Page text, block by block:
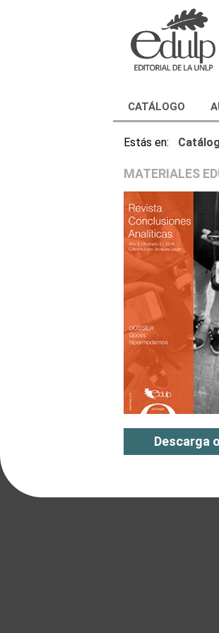
CATÁLOGO
Estás en:
MATERIALES
Descarga